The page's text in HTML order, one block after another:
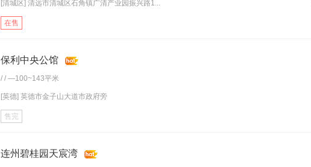
[清城区] 清远市清城区石角镇广清产业园振兴路1...
在售
保利中央公馆
/ / —100~143平米
[英德] 英德市金子山大道市政府旁
售完
连州碧桂园天宸湾